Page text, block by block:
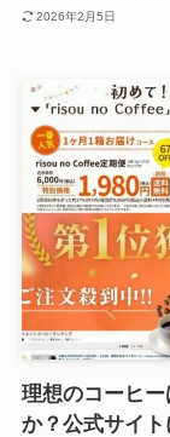
2026年2月5日
理想のコーヒ
か？公式サイ